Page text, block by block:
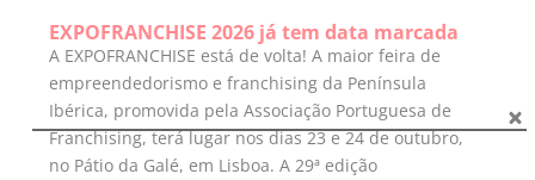
EXPOFRANCHISE 2026 já tem data marcada
A EXPOFRANCHISE está de volta! A maior feira de
empreendedorismo e franchising da Península
Ibérica, promovida pela Associação Portuguesa de
Franchising, terá lugar nos dias 23 e 24 de outubro,
no Pátio da Galé, em Lisboa. A 29ª edição